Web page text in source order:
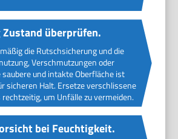
überprüfen.
die Rutschsicherung und die
Verschmutzungen oder
saubere und intakte Oberfläche ist
sicheren Halt. Ersetze verschlissene
um Unfälle zu vermeiden.
bei Feuchtigkeit.